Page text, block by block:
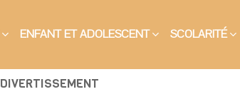
ENFANT ET ADOLESCENT SCOLARITÉ
DIVERTISSEMENT